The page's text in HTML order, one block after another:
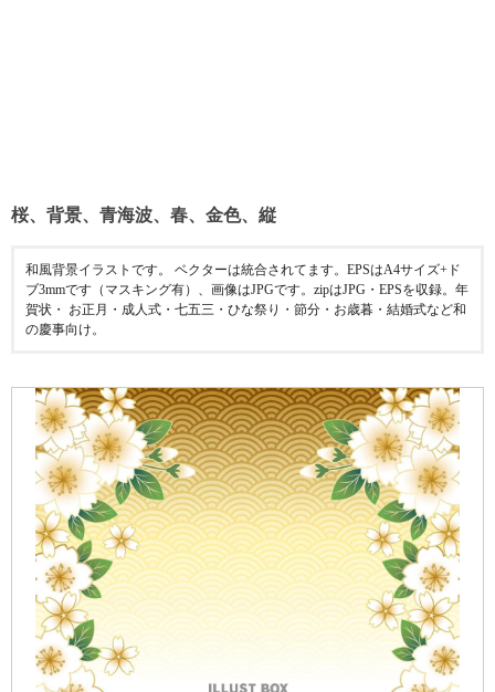
桜、背景、青海波、春、金色、縦
和風背景イラストです。 ベクターは統合されてます。EPSはA4サイズ+ド
ブ3mmです（マスキング有）、画像はJPGです。zipはJPG・EPSを収録。年
賀状・ お正月・成人式・七五三・ひな祭り・節分・お歳暮・結婚式など和
の慶事向け。